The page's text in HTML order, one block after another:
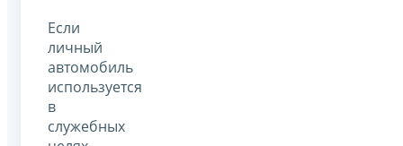
Если
личный
автомобиль
используется
в
служебных